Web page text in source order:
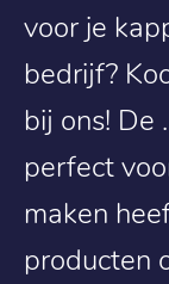
voor je
bedrijf?
bij ons! De
perfect
maken
producten